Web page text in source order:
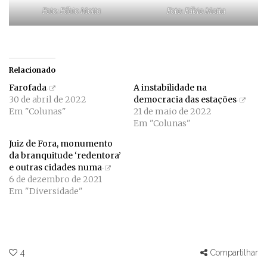
Foto: Fábio Motta Foto: Fábio Motta
Relacionado
Farofada
30 de abril de 2022
Em "Colunas"
A instabilidade na
democracia das estações
21 de maio de 2022
Em "Colunas"
Juiz de Fora, monumento
da branquitude ‘redentora’
e outras cidades numa
6 de dezembro de 2021
Em "Diversidade"
4 Compartilhar